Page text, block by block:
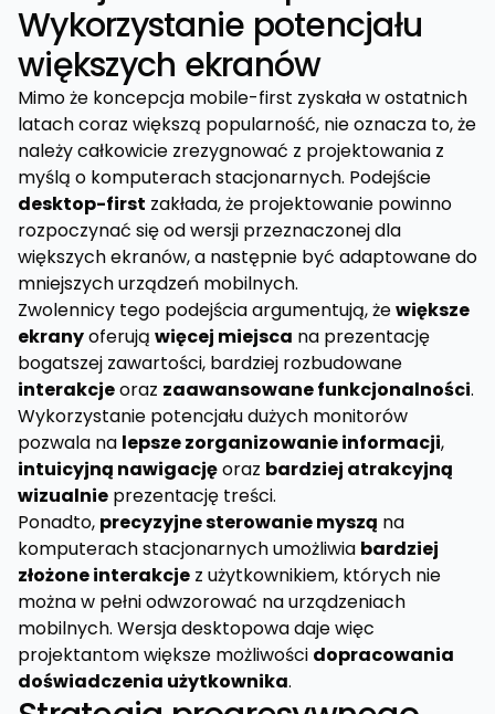
Wykorzystanie potencjału
większych ekranów
Mimo że koncepcja mobile-first zyskała w ostatnich
latach coraz większą popularność, nie oznacza to, że
należy całkowicie zrezygnować z projektowania z
myślą o komputerach stacjonarnych. Podejście
desktop-first zakłada, że projektowanie powinno
rozpoczynać się od wersji przeznaczonej dla
większych ekranów, a następnie być adaptowane do
mniejszych urządzeń mobilnych.
Zwolennicy tego podejścia argumentują, żewiększe
ekranyoferują więcej miejsca na prezentację
bogatszej zawartości, bardziej rozbudowane
interakcjeoraz zaawansowane funkcjonalności.
Wykorzystanie potencjału dużych monitorów
pozwala na lepsze zorganizowanie informacji,
intuicyjną nawigacjęoraz bardziej atrakcyjną
wizualnie prezentację treści.
Ponadto, precyzyjne sterowanie myszą na
komputerach stacjonarnych umożliwia bardziej
złożone interakcje z użytkownikiem, których nie
można w pełni odwzorować na urządzeniach
mobilnych. Wersja desktopowa daje więc
projektantom większe możliwości dopracowania
doświadczenia użytkownika.